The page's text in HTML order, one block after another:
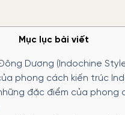
Mục lục bài viết
Dương (Indochine
phong cách kiến trúc
đặc điểm của phong